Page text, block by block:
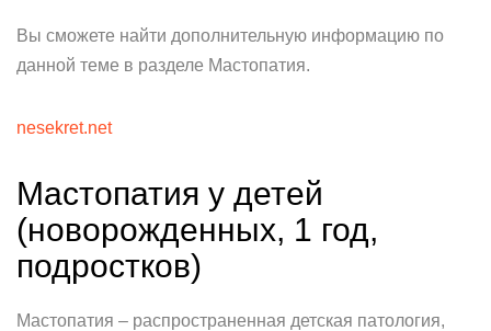
Вы сможете найти дополнительную информацию по
данной теме в разделе Мастопатия.
nesekret.net
Мастопатия у детей
(новорожденных, 1 год,
подростков)
Мастопатия – распространенная детская патология,